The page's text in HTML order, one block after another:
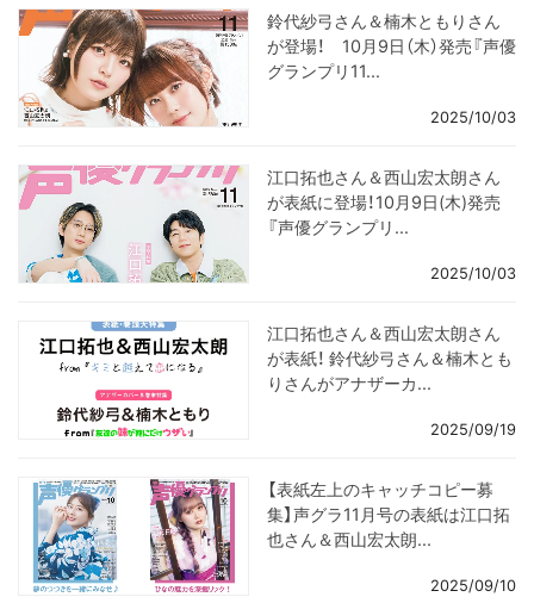
鈴代紗弓さん＆楠木ともりさん
が登場！ 10月9日（木）発売『声優
グランプリ11...
2025/10/03
江口拓也さん＆西山宏太朗さん
が表紙に登場！10月9日(木)発売
『声優グランプリ...
2025/10/03
江口拓也さん＆西山宏太朗さん
が表紙！ 鈴代紗弓さん＆楠木とも
りさんがアナザーカ...
2025/09/19
【表紙左上のキャッチコピー募
集】声グラ11月号の表紙は江口拓
也さん＆西山宏太朗...
2025/09/10